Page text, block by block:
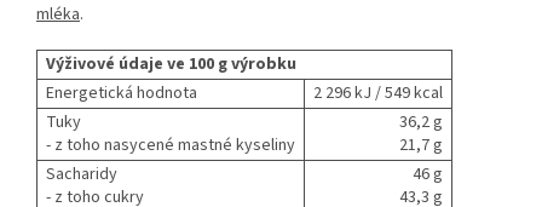
mléka.
Výživové údaje ve 100 g výrobku
Energetická hodnota
2 296 kJ / 549 kcal
Tuky
- z toho nasycené mastné kyseliny
36,2 g
21,7 g
Sacharidy
- z toho cukry
46 g
43,3 g